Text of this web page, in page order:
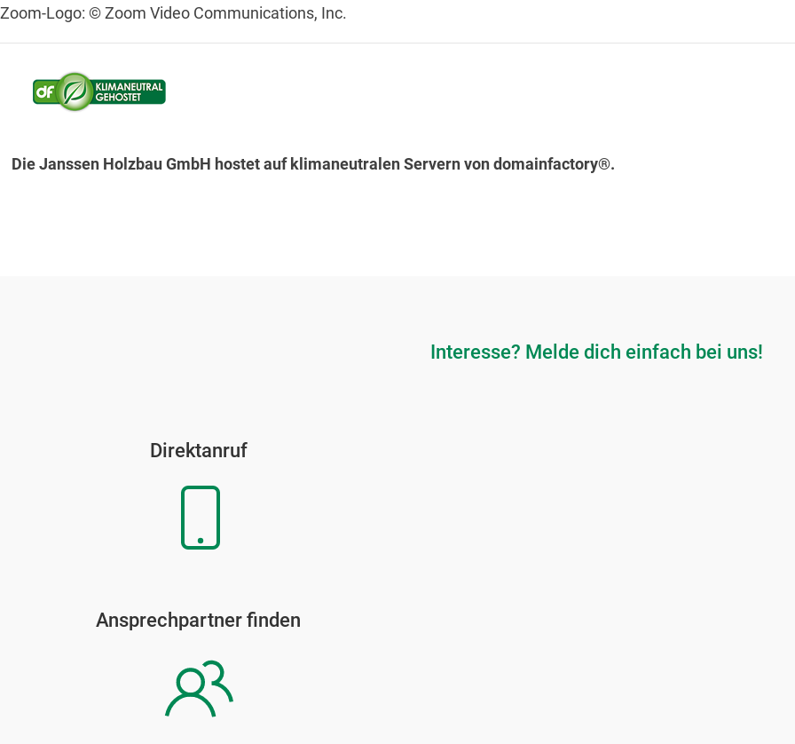
Zoom-Logo: © Zoom Video Communications, Inc.
Die Janssen Holzbau GmbH hostet auf klimaneutralen Servern von domainfactory®.
Interesse? Melde dich einfach bei uns!
Direktanruf
Ansprechpartner finden